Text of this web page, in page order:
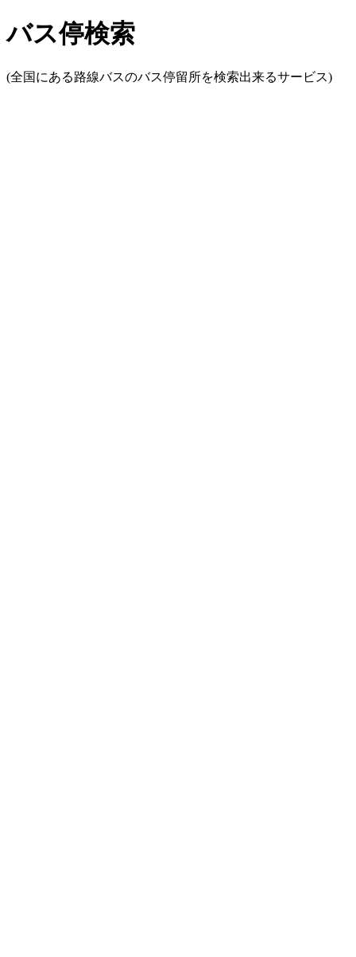
バス停検索
(全国にある路線バスのバス停留所を検索出来るサービス)